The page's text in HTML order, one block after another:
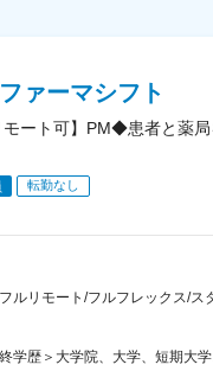
ァーマシフト
モート可】PM◆患者と薬
転勤なし
リモート/フルフレックス/ス
学歴＞大学院、大学、短期大